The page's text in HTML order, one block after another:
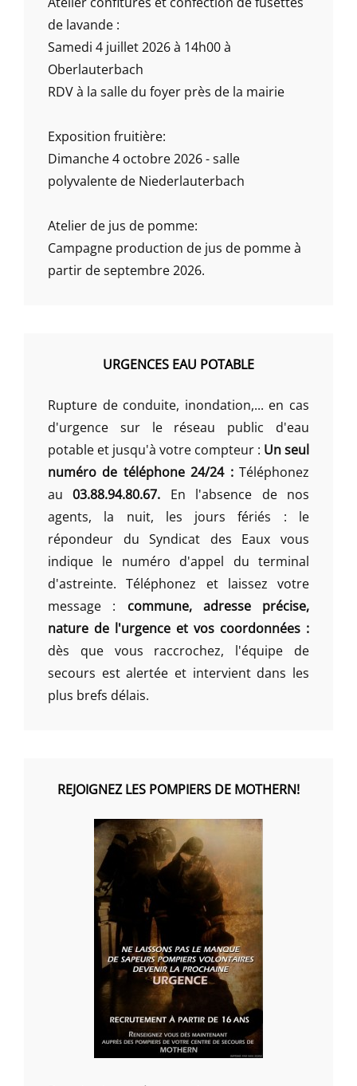
de lavande :
Samedi 4 juillet 2026 à 14h00 à
Oberlauterbach
RDV à la salle du foyer près de la mairie
Exposition fruitière:
Dimanche 4 octobre 2026 - salle
polyvalente de Niederlauterbach
Atelier de jus de pomme:
Campagne production de jus de pomme à
partir de septembre 2026.
URGENCES EAU POTABLE
Rupture de conduite, inondation,... en cas
d'urgence sur le réseau public d'eau
potable et jusqu'à votre compteur : Un seul
numéro de téléphone 24/24 :Téléphonez
au03.88.94.80.67. En l'absence de nos
agents, la nuit, les jours fériés : le
répondeur du Syndicat des Eaux vous
indique le numéro d'appel du terminal
d'astreinte. Téléphonez et laissez votre
message : commune, adresse précise,
nature de l'urgence et vos coordonnées :
dès que vous raccrochez, l'équipe de
secours est alertée et intervient dans les
plus brefs délais.
REJOIGNEZ LES POMPIERS DE MOTHERN!